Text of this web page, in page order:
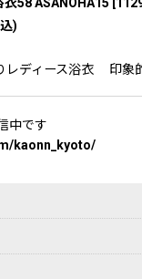
)
レディース浴衣 印象
中です
kaonn_kyoto/